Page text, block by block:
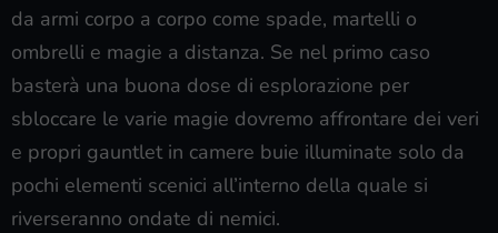
da armi corpo a corpo come spade, martelli o
ombrelli e magie a distanza. Se nel primo caso
basterà una buona dose di esplorazione per
sbloccare le varie magie dovremo affrontare dei veri
e propri gauntlet in camere buie illuminate solo da
pochi elementi scenici all’interno della quale si
riverseranno ondate di nemici.